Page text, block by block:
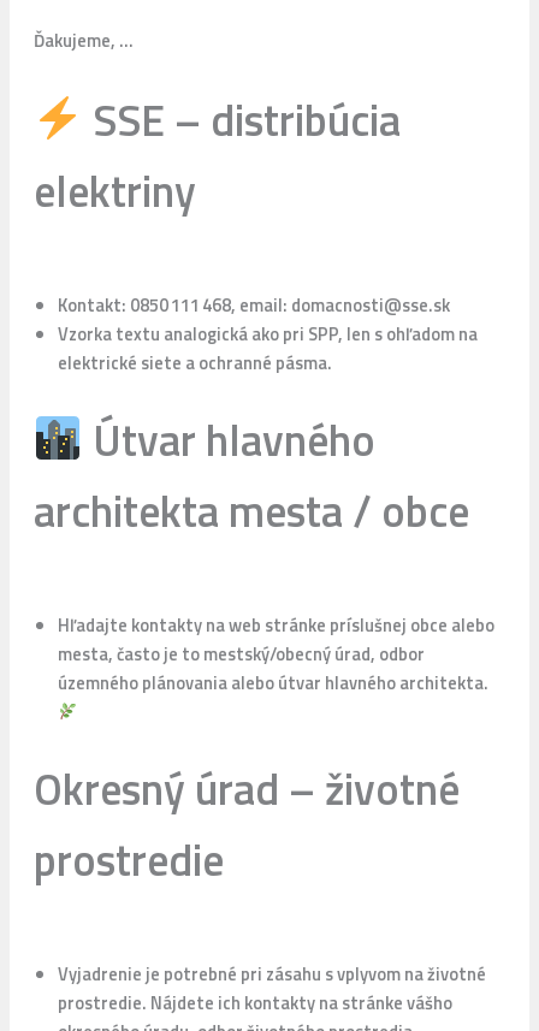
Ďakujeme, …
SSE – distribúcia
elektriny
Kontakt: 0850 111 468, email: domacnosti@sse.sk
Vzorka textu analogická ako pri SPP, len s ohľadom na
elektrické siete a ochranné pásma.
Útvar hlavného
architekta mesta / obce
Hľadajte kontakty na web stránke príslušnej obce alebo
mesta, často je to mestský/obecný úrad, odbor
územného plánovania alebo útvar hlavného architekta.
Okresný úrad – životné
prostredie
Vyjadrenie je potrebné pri zásahu s vplyvom na životné
prostredie. Nájdete ich kontakty na stránke vášho